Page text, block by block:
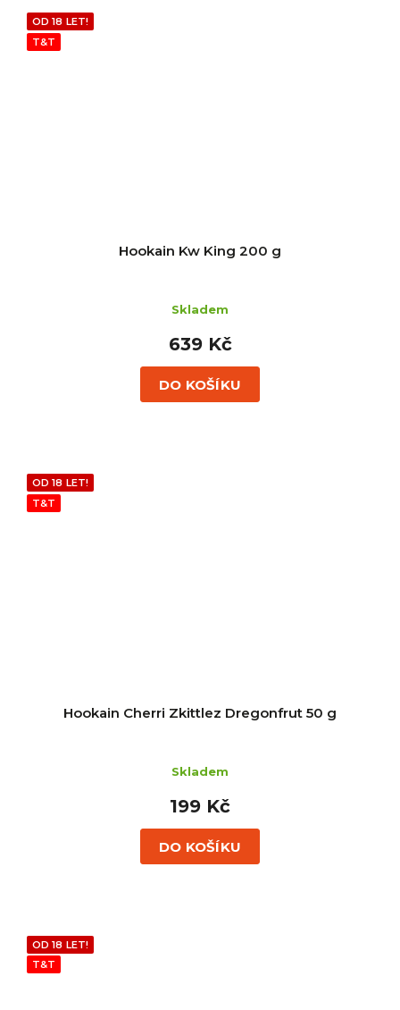
OD 18 LET!
T&T
Hookain Kw King 200 g
Skladem
639 Kč
DO KOŠÍKU
OD 18 LET!
T&T
Hookain Cherri Zkittlez Dregonfrut 50 g
Skladem
199 Kč
DO KOŠÍKU
OD 18 LET!
T&T